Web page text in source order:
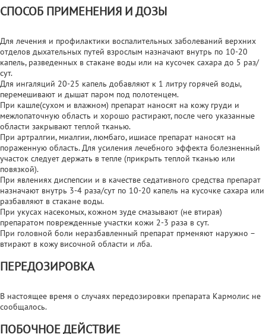
СПОСОБ ПРИМЕНЕНИЯ И ДОЗЫ
Для лечения и профилактики воспалительных заболеваний верхних
отделов дыхательных путей взрослым назначают внутрь по 10-20
капель, разведенных в стакане воды или на кусочек сахара до 5 раз/
сут.
Для ингаляций 20-25 капель добавляют к 1 литру горячей воды,
перемешивают и дышат паром под полотенцем.
При кашле(сухом и влажном) препарат наносят на кожу груди и
межлопаточную область и хорошо растирают, после чего указанные
области закрывают теплой тканью.
При артралгии, миалгии, люмбаго, ишиасе препарат наносят на
пораженную область. Для усиления лечебного эффекта болезненный
участок следует держать в тепле (прикрыть теплой тканью или
повязкой).
При явлениях диспепсии и в качестве седативного средства препарат
назначают внутрь 3-4 раза/сут по 10-20 капель на кусочке сахара или
разбавляют в стакане воды.
При укусах насекомых, кожном зуде смазывают (не втирая)
препаратом поврежденные участки кожи 2-3 раза в сут.
При головной боли неразбавленный препарат прменяют наружно –
втирают в кожу височной области и лба.
ПЕРЕДОЗИРОВКА
В настоящее время о случаях передозировки препарата Кармолис не
сообщалось.
ПОБОЧНОЕ ДЕЙСТВИЕ